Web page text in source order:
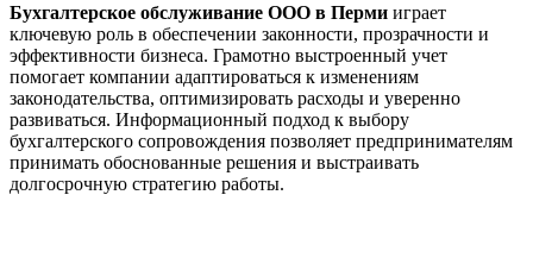
Бухгалтерское обслуживание ООО в Перми играет
ключевую роль в обеспечении законности, прозрачности и
эффективности бизнеса. Грамотно выстроенный учет
помогает компании адаптироваться к изменениям
законодательства, оптимизировать расходы и уверенно
развиваться. Информационный подход к выбору
бухгалтерского сопровождения позволяет предпринимателям
принимать обоснованные решения и выстраивать
долгосрочную стратегию работы.